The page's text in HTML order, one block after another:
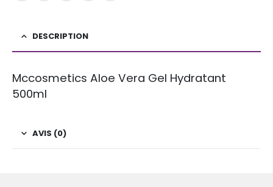
DESCRIPTION
Mccosmetics Aloe Vera Gel Hydratant
500ml
AVIS (0)